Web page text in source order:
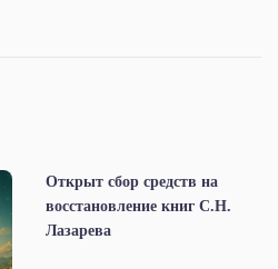
Открыт сбор средств на
восстановление книг С.Н.
Лазарева